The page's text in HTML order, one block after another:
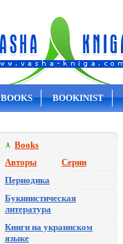
BOOKS BOOKINIST
Books
Авторы
Серии
Периодика
Букинистическая
литература
Книги на украинском
языке